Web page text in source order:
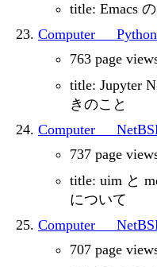
title: Emacs
763 page
title: Jupyter
きのこと
737 page
title: uim と
について
707 page